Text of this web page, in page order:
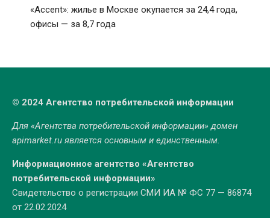
«Accent»: жилье в Москве окупается за 24,4 года,
офисы — за 8,7 года
© 2024 Агентство потребительской информации
Для «Агентства потребительской информации» домен
apimarket.ruявляется основным и единственным.
Информационное агентство «Агентство
потребительской информации»
Свидетельство о регистрации СМИ ИА № ФС 77 — 86874
от 22.02.2024